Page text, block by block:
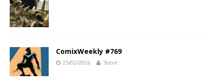
ComixWeekly #769
25/02/2026 Steve